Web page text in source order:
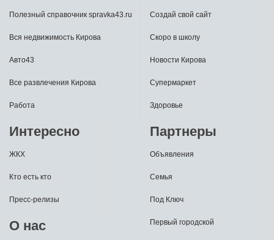
Полезный справочник spravka43.ru
Вся недвижимость Кирова
Авто43
Все развлечения Кирова
Работа
Создай свой сайт
Скоро в школу
Новости Кирова
Супермаркет
Здоровье
Интересно
ЖКХ
Кто есть кто
Пресс-релизы
О нас
Партнеры
Объявления
Семья
Под Ключ
Первый городской